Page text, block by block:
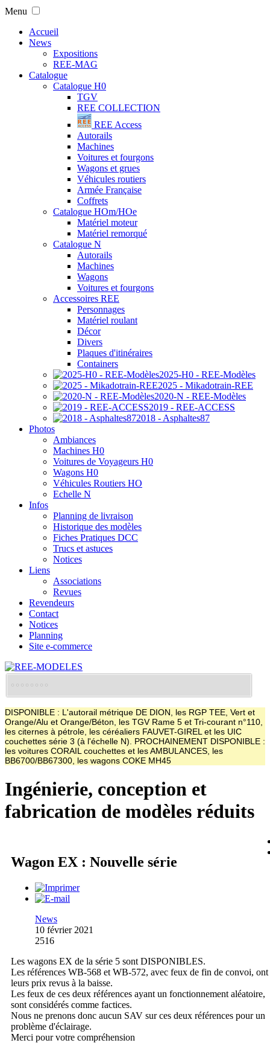
Menu
Accueil
News
Expositions
REE-MAG
Catalogue
Catalogue H0
TGV
REE COLLECTION
REE Access
Autorails
Machines
Voitures et fourgons
Wagons et grues
Véhicules routiers
Armée Française
Coffrets
Catalogue HOm/HOe
Matériel moteur
Matériel remorqué
Catalogue N
Autorails
Machines
Wagons
Voitures et fourgons
Accessoires REE
Personnages
Matériel roulant
Décor
Divers
Plaques d'itinéraires
Containers
2025-H0 - REE-Modèles
2025 - Mikadotrain-REE
2020-N - REE-Modèles
2019 - REE-ACCESS
2018 - Asphaltes87
Photos
Ambiances
Machines H0
Voitures de Voyageurs H0
Wagons H0
Véhicules Routiers HO
Echelle N
Infos
Planning de livraison
Historique des modèles
Fiches Pratiques DCC
Trucs et astuces
Notices
Liens
Associations
Revues
Revendeurs
Contact
Notices
Planning
Site e-commerce
DISPONIBLE : L'autorail métrique DE DION, les RGP TEE, Vert et
Orange/Alu et Orange/Béton, les TGV Rame 5 et Tri-courant n°110,
les citernes à pétrole, les céréaliers FAUVET-GIREL et les UIC
couchettes série 3 (à l'échelle N). PROCHAINEMENT DISPONIBLE :
les voitures CORAIL couchettes et les AMBULANCES, les
BB6700/BB67300, les wagons COKE MH45
Ingénierie, conception et
fabrication de modèles réduits
Wagon EX : Nouvelle série
News
10 février 2021
2516
Les wagons EX de la série 5 sont DISPONIBLES.
Les références WB-568 et WB-572, avec feux de fin de convoi, ont
leurs prix revus à la baisse.
Les feux de ces deux références ayant un fonctionnement aléatoire,
sont considérés comme factices.
Nous ne prenons donc aucun SAV sur ces deux références pour un
problème d'éclairage.
Merci pour votre compréhension